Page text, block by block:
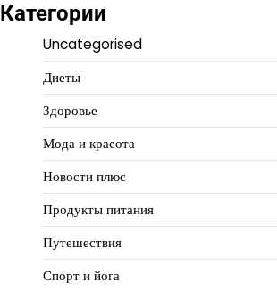
Категории
Uncategorised
Диеты
Здоровье
Мода и красота
Новости плюс
Продукты питания
Путешествия
Спорт и йога